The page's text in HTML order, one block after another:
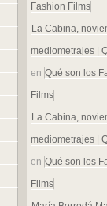
Fashion Films
La Cabina,
mediometrajes |
en Qué son los
Films
La Cabina,
mediometrajes |
en Qué son los
Films